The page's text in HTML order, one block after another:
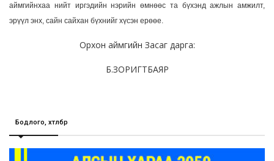
аймгийнхаа нийт иргэдийн нэрийн өмнөөс та бүхэнд ажлын амжилт,
эрүүл энх, сайн сайхан бүхнийг хүсэн ерөөе.
Орхон аймгийн Засаг дарга:
Б.ЗОРИГТБАЯР
Бодлого, хөтөлбөр